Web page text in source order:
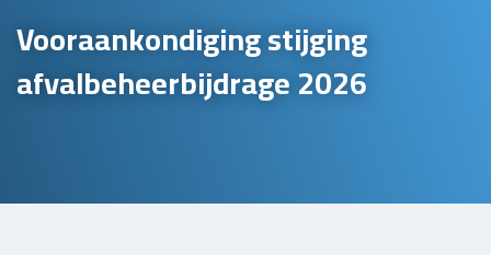
Vooraankondiging stijging
afvalbeheerbijdrage 2026